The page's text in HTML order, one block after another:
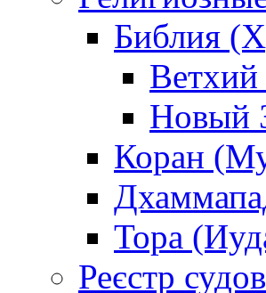
Библия
Ветхий
Новый
Коран
Тора
Реєстр